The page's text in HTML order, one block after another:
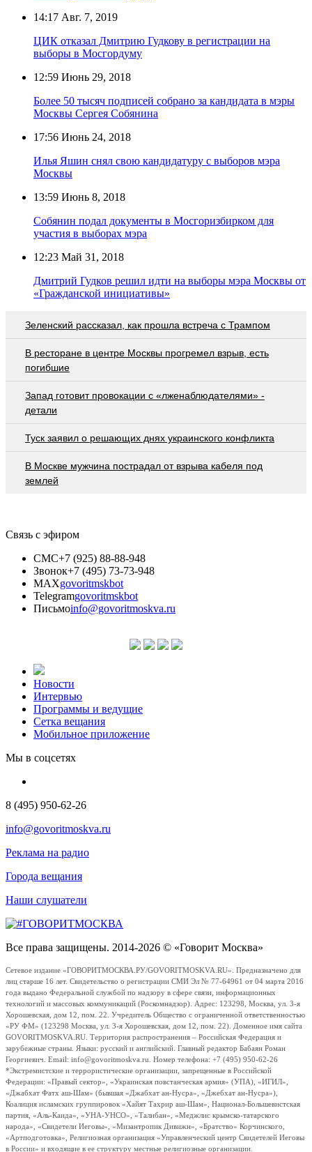
14:17 Авг. 7, 2019
ЦИК отказал Дмитрию Гудкову в регистрации на
выборы в Мосгордуму
12:59 Июнь 29, 2018
Более 50 тысяч подписей собрано за кандидата в мэры
Москвы Сергея Собянина
17:56 Июнь 24, 2018
Илья Яшин снял свою кандидатуру с выборов мэра
Москвы
13:59 Июнь 8, 2018
Собянин подал документы в Мосгоризбирком для
участия в выборах мэра
12:23 Май 31, 2018
Дмитрий Гудков решил идти на выборы мэра Москвы от
«Гражданской инициативы»
Зеленский рассказал, как прошла встреча с Трампом
В ресторане в центре Москвы прогремел взрыв, есть
погибшие
Запад готовит провокации с «лженаблюдателями» -
детали
Туск заявил о решающих днях украинского конфликта
В Москве мужчина пострадал от взрыва кабеля под
землей
Связь с эфиром
СМС+7 (925) 88-88-948
Звонок+7 (495) 73-73-948
MAXgovoritmskbot
Telegramgovoritmskbot
Письмоinfo@govoritmoskva.ru
Новости
Интервью
Программы и ведущие
Сетка вещания
Мобильное приложение
Мы в соцсетях
8 (495) 950-62-26
info@govoritmoskva.ru
Реклама на радио
Города вещания
Наши слушатели
Все права защищены. 2014-2026 © «Говорит Москва»
Сетевое издание «ГОВОРИТМОСКВА.РУ/GOVORITMOSKVA.RU». Предназначено для
лиц старше 16 лет. Свидетельство о регистрации СМИ Эл № 77-64961 от 04 марта 2016
года выдано Федеральной службой по надзору в сфере связи, информационных
технологий и массовых коммуникаций (Роскомнадзор). Адрес: 123298, Москва, ул. 3-я
Хорошевская, дом 12, пом. 22. Учредитель Общество с ограниченной ответственностью
«РУ ФМ» (123298 Москва, ул. 3-я Хорошевская, дом 12, пом. 22). Доменное имя сайта
GOVORITMOSKVA.RU. Территория распространения – Российская Федерация и
зарубежные страны. Языки: русский и английский. Главный редактор Бабаян Роман
Георгиевич. Email: info@govoritmoskva.ru. Номер телефона: +7 (495) 950-62-26
*Экстремистские и террористические организации, запрещенные в Российской
Федерации: «Правый сектор», «Украинская повстанческая армия» (УПА), «ИГИЛ»,
«Джабхат Фатх аш-Шам» (бывшая «Джабхат ан-Нусра», «Джебхат ан-Нусра»),
Коалиция исламских группировок «Хайят Тахрир аш-Шам», Национал-Большевистская
партия, «Аль-Каида», «УНА-УНСО», «Талибан», «Меджлис крымско-татарского
народа», «Свидетели Иеговы», «Мизантропик Дивижн», «Братство» Корчинского,
«Артподготовка», Религиозная организация «Управленческий центр Свидетелей Иеговы
в России» и входящие в ее структуру местные религиозные организации.